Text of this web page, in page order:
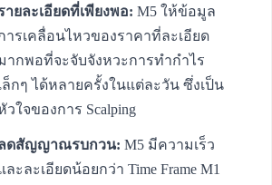
ายละเอียดที่เพียงพอ: M5 ให้ข้อมูล
ารเคลื่อนไหวของราคาที่ละเอียด
ากพอที่จะจับจังหวะการทำกำไร
ล็กๆ ได้หลายครั้งในแต่ละวัน ซึ่งเป็น
วใจของการ Scalping
ดสัญญาณรบกวน: M5 มีความเร็ว
ละละเอียดน้อยกว่า Time Frame M1